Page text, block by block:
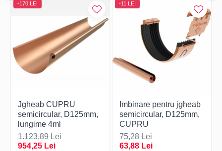
-170 LEI
Jgheab CUPRU
semicircular, D125mm,
lungime 4ml
1.123,89 Lei
954,25 Lei
-11 LEI
Imbinare pentru jgheab
semicircular, D125mm,
CUPRU
75,28 Lei
63,88 Lei